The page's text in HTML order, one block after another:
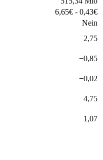
6,65€ - 0,43€
Nein
2,75
−0,85
−0,02
4,75
1,07